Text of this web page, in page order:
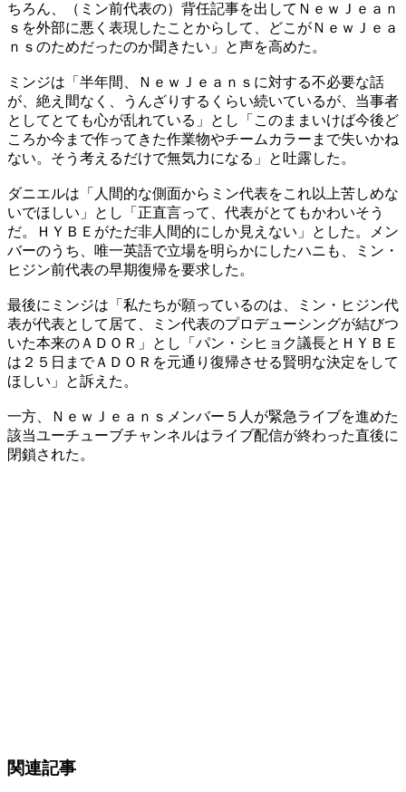
ちろん、（ミン前代表の）背任記事を出してＮｅｗＪｅａｎ
ｓを外部に悪く表現したことからして、どこがＮｅｗＪｅａ
ｎｓのためだったのか聞きたい」と声を高めた。
ミンジは「半年間、ＮｅｗＪｅａｎｓに対する不必要な話
が、絶え間なく、うんざりするくらい続いているが、当事者
としてとても心が乱れている」とし「このままいけば今後ど
ころか今まで作ってきた作業物やチームカラーまで失いかね
ない。そう考えるだけで無気力になる」と吐露した。
ダニエルは「人間的な側面からミン代表をこれ以上苦しめな
いでほしい」とし「正直言って、代表がとてもかわいそう
だ。ＨＹＢＥがただ非人間的にしか見えない」とした。メン
バーのうち、唯一英語で立場を明らかにしたハニも、ミン・
ヒジン前代表の早期復帰を要求した。
最後にミンジは「私たちが願っているのは、ミン・ヒジン代
表が代表として居て、ミン代表のプロデューシングが結びつ
いた本来のＡＤＯＲ」とし「パン・シヒョク議長とＨＹＢＥ
は２５日までＡＤＯＲを元通り復帰させる賢明な決定をして
ほしい」と訴えた。
一方、ＮｅｗＪｅａｎｓメンバー５人が緊急ライブを進めた
該当ユーチューブチャンネルはライブ配信が終わった直後に
閉鎖された。
関連記事